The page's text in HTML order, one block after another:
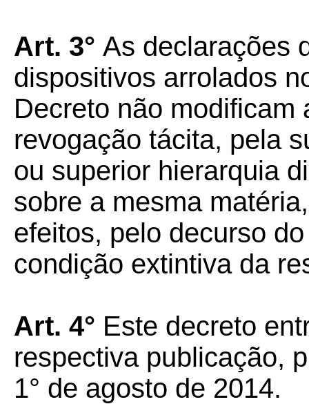
Art. 3° As declarações
dispositivos arrolados
Decreto não modificam
revogação tácita, pela
ou superior hierarquia
sobre a mesma
efeitos, pelo decurso
condição extintiva da
Art. 4° Este decreto
respectiva publicação,
1° de agosto de 2014.